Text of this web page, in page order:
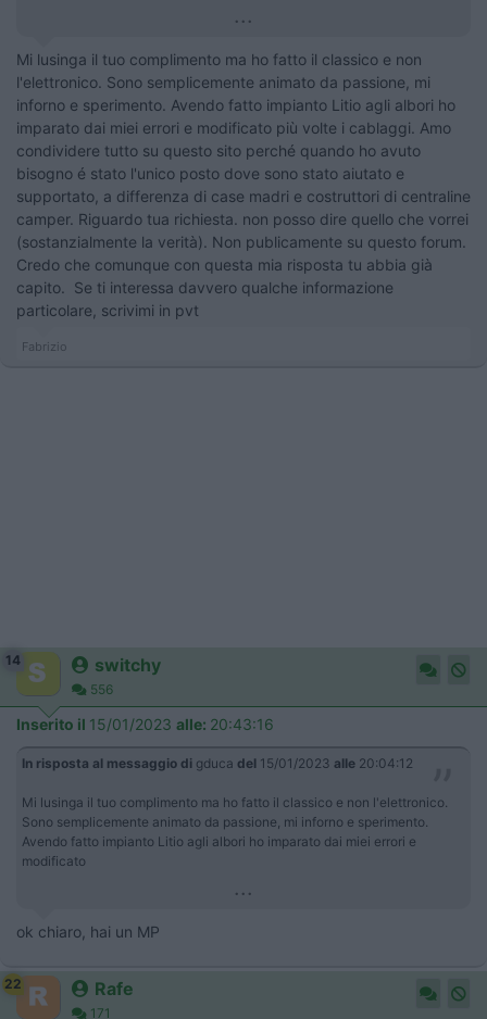
...
Mi lusinga il tuo complimento ma ho fatto il classico e non
l'elettronico. Sono semplicemente animato da passione, mi
inforno e sperimento. Avendo fatto impianto Litio agli albori ho
imparato dai miei errori e modificato più volte i cablaggi. Amo
condividere tutto su questo sito perché quando ho avuto
bisogno é stato l'unico posto dove sono stato aiutato e
supportato, a differenza di case madri e costruttori di centraline
camper. Riguardo tua richiesta. non posso dire quello che vorrei
(sostanzialmente la verità). Non publicamente su questo forum.
Credo che comunque con questa mia risposta tu abbia già
capito. Se ti interessa davvero qualche informazione
particolare, scrivimi in pvt
Fabrizio
14 switchy
556
Inserito il 15/01/2023 alle: 20:43:16
In risposta al messaggio di gduca del 15/01/2023 alle 20:04:12
Mi lusinga il tuo complimento ma ho fatto il classico e non l'elettronico.
Sono semplicemente animato da passione, mi inforno e sperimento.
Avendo fatto impianto Litio agli albori ho imparato dai miei errori e
modificato
...
ok chiaro, hai un MP
22 Rafe
171